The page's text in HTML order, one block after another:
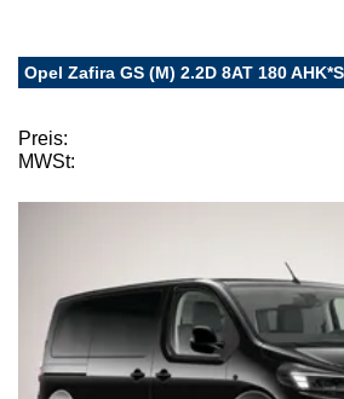
Opel Zafira GS (M) 2.2D 8AT 180
Preis:
MWSt: